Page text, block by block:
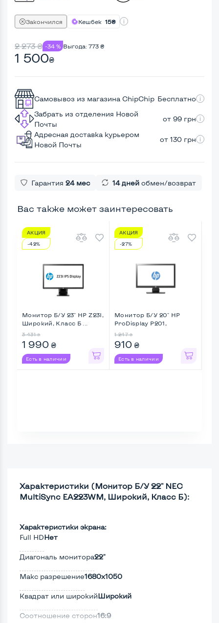
Закончился Кешбек 15₴
2 273₴ -34 % Выгода: 773 ₴
1 500₴
Самовывоз из магазина ChipChip Бесплатно
Забрать из отделения Новой
Почты
от 99 грн
Адресная доставка курьером
Новой Почты
от 130 грн
Гарантия 24 мес 14 дней обмен/возврат
Вас также может заинтересовать
АКЦИЯ
-42%
Монитор Б/У 23" HP Z23I,
Широкий, Класс Б ...
3 431 ₴
1 990 ₴
Есть в наличии
АКЦИЯ
-27%
Монитор Б/У 20" HP
ProDisplay P201,
1 247 ₴
910 ₴
Есть в наличии
Характеристики (Монитор Б/У 22" NEC
MultiSync EA223WM, Широкий, Класс Б):
Характеристики экрана:
Full HDНет
Диагональ монитора22"
Макс разрешение1680x1050
Квадрат или широкийШирокий
Соотношение сторон16:9